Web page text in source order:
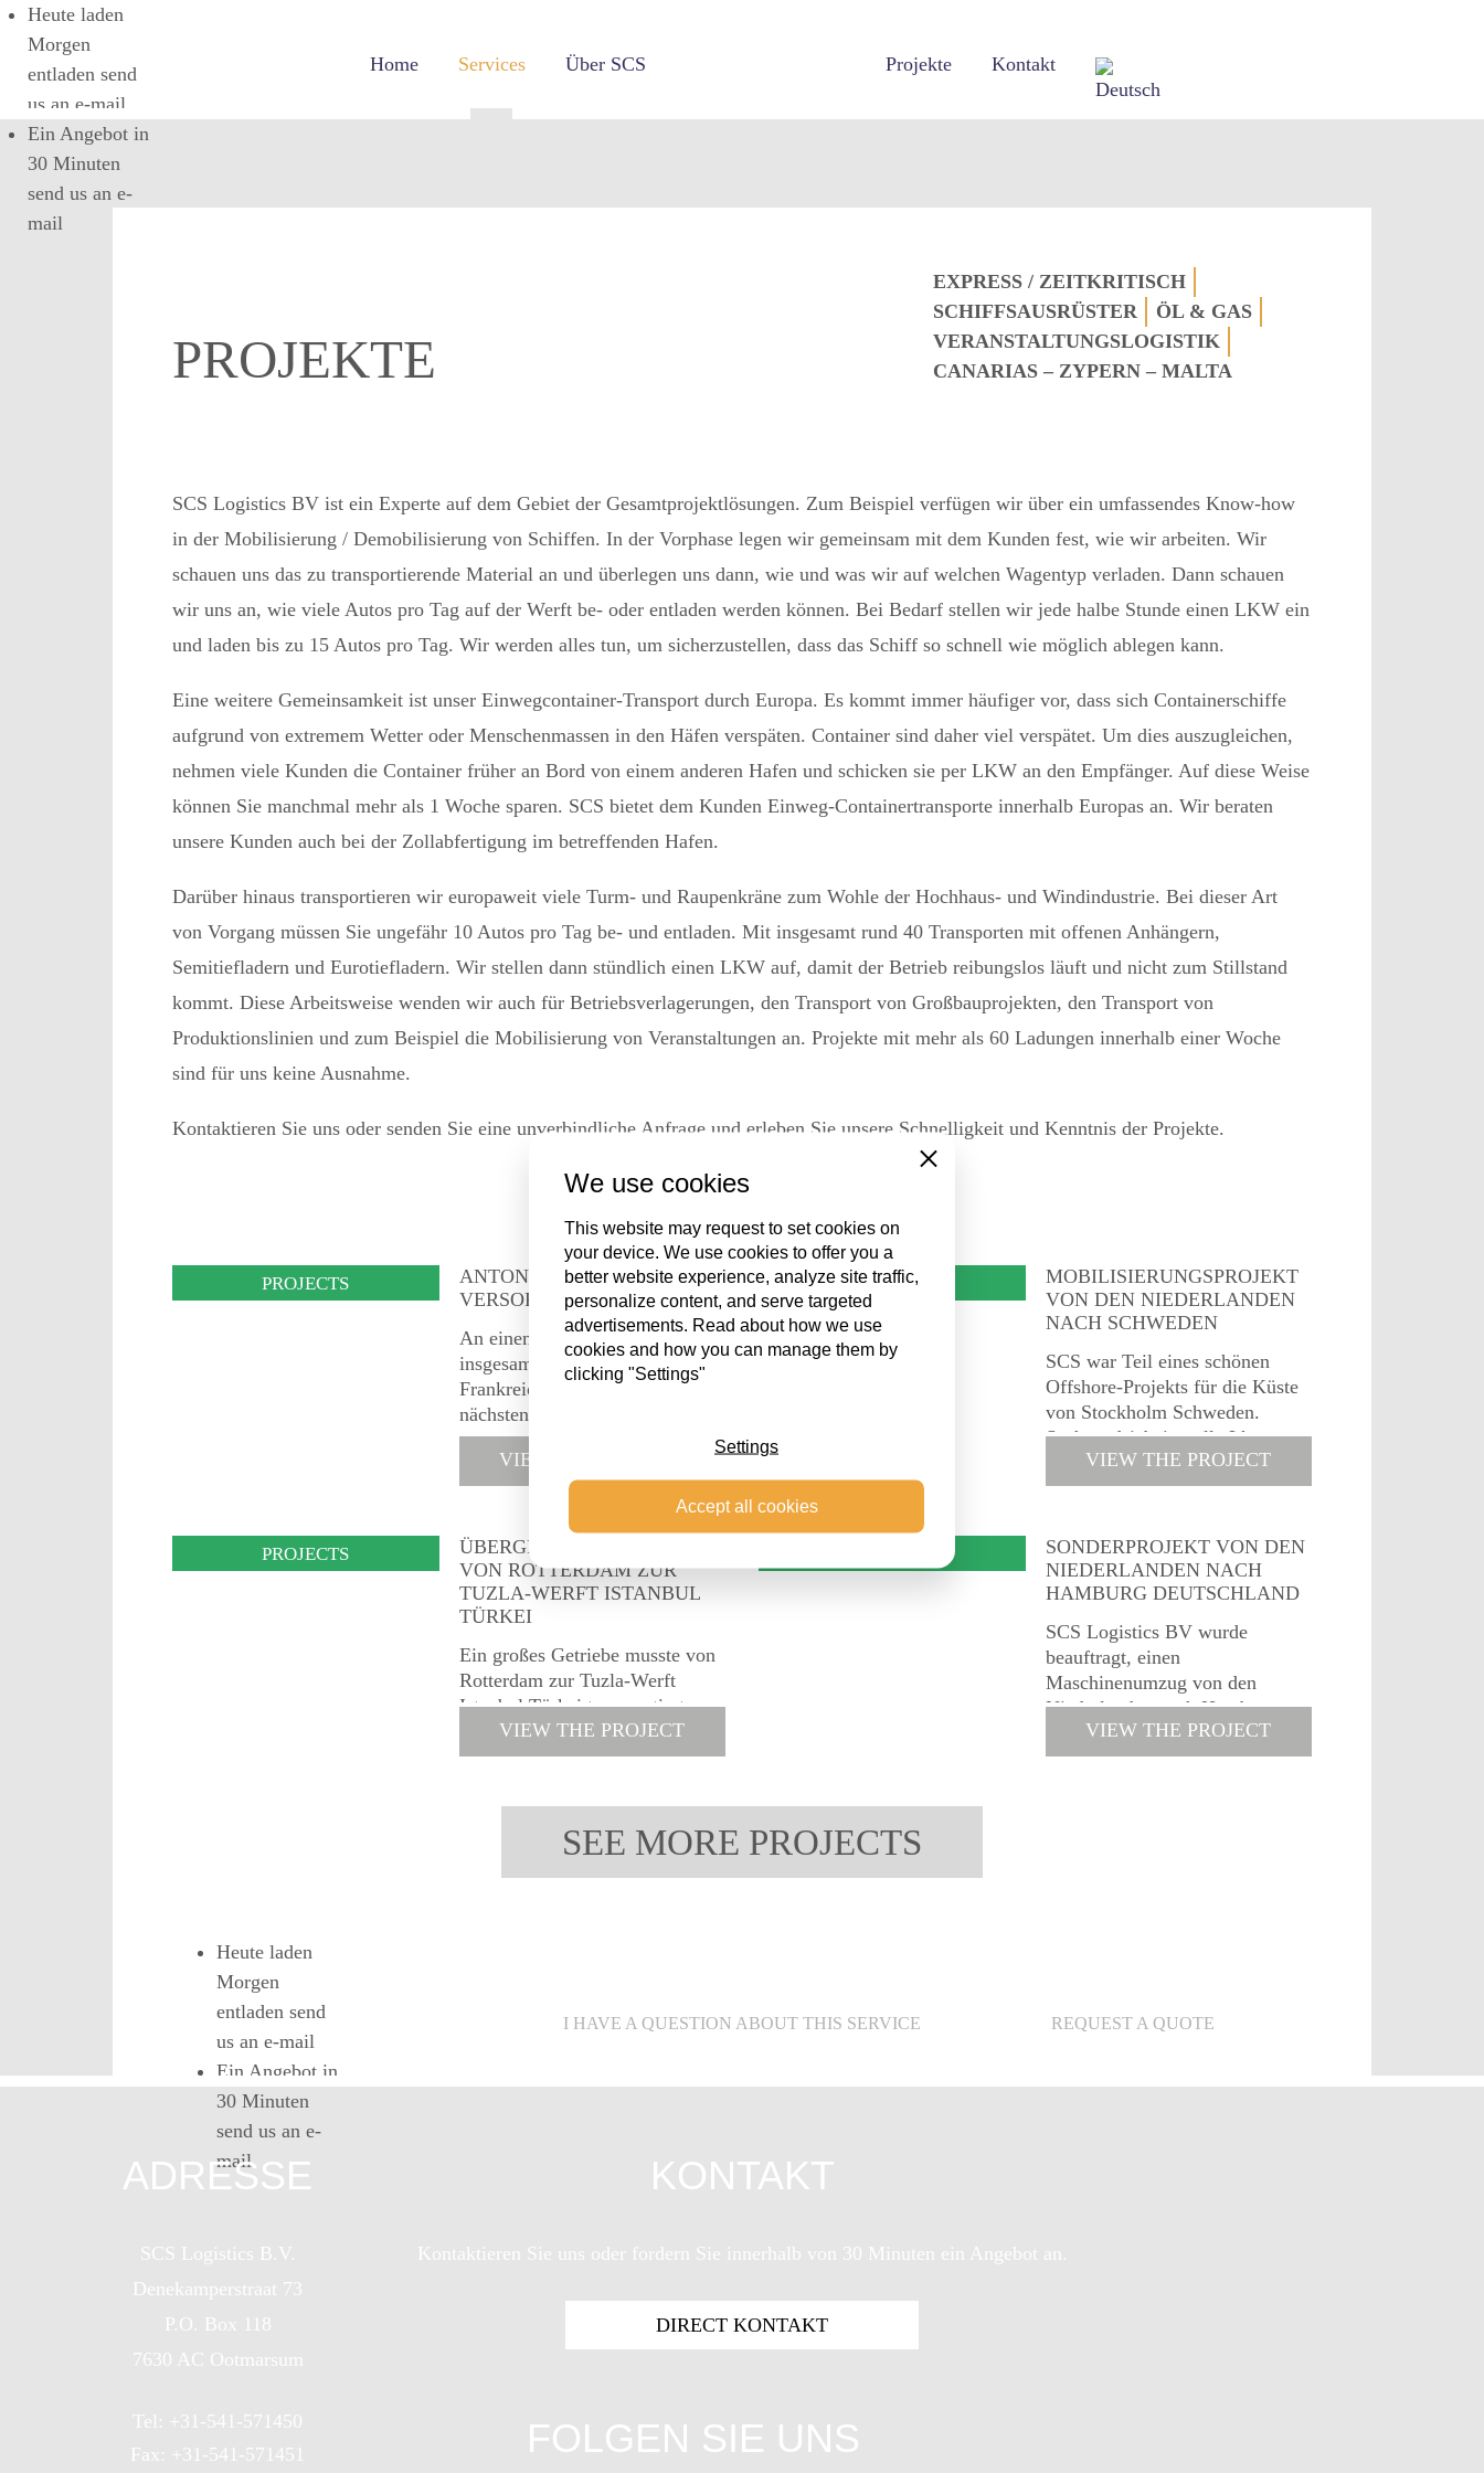
Heute laden
Morgen
entladen send
us an e-mail
Ein Angebot in
30 Minuten
send us an e-
mail
Home Services Über SCS Projekte Kontakt
PROJEKTE
EXPRESS / ZEITKRITISCH
SCHIFFSAUSRÜSTER
ÖL & GAS
VERANSTALTUNGSLOGISTIK
CANARIAS – ZYPERN – MALTA
SCS Logistics BV ist ein Experte auf dem Gebiet der Gesamtprojektlösungen. Zum Beispiel verfügen wir über ein umfassendes Know-how
in der Mobilisierung / Demobilisierung von Schiffen. In der Vorphase legen wir gemeinsam mit dem Kunden fest, wie wir arbeiten. Wir
schauen uns das zu transportierende Material an und überlegen uns dann, wie und was wir auf welchen Wagentyp verladen. Dann schauen
wir uns an, wie viele Autos pro Tag auf der Werft be- oder entladen werden können. Bei Bedarf stellen wir jede halbe Stunde einen LKW ein
und laden bis zu 15 Autos pro Tag. Wir werden alles tun, um sicherzustellen, dass das Schiff so schnell wie möglich ablegen kann.
Eine weitere Gemeinsamkeit ist unser Einwegcontainer-Transport durch Europa. Es kommt immer häufiger vor, dass sich Containerschiffe
aufgrund von extremem Wetter oder Menschenmassen in den Häfen verspäten. Container sind daher viel verspätet. Um dies auszugleichen,
nehmen viele Kunden die Container früher an Bord von einem anderen Hafen und schicken sie per LKW an den Empfänger. Auf diese Weise
können Sie manchmal mehr als 1 Woche sparen. SCS bietet dem Kunden Einweg-Containertransporte innerhalb Europas an. Wir beraten
unsere Kunden auch bei der Zollabfertigung im betreffenden Hafen.
Darüber hinaus transportieren wir europaweit viele Turm- und Raupenkräne zum Wohle der Hochhaus- und Windindustrie. Bei dieser Art
von Vorgang müssen Sie ungefähr 10 Autos pro Tag be- und entladen. Mit insgesamt rund 40 Transporten mit offenen Anhängern,
Semitiefladern und Eurotiefladern. Wir stellen dann stündlich einen LKW auf, damit der Betrieb reibungslos läuft und nicht zum Stillstand
kommt. Diese Arbeitsweise wenden wir auch für Betriebsverlagerungen, den Transport von Großbauprojekten, den Transport von
Produktionslinien und zum Beispiel die Mobilisierung von Veranstaltungen an. Projekte mit mehr als 60 Ladungen innerhalb einer Woche
sind für uns keine Ausnahme.
Kontaktieren Sie uns oder senden Sie eine unverbindliche Anfrage und erleben Sie unsere Schnelligkeit und Kenntnis der Projekte.
PROJECTS
ANTONOW CHARTER
VERSORGUNG
An einem Tag haben wir
insgesamt acht Trailer in Belfort,
Frankreich, beladen. Am
nächsten Tag luden wir am
Flughafen Vatry aus, um das
zweitgrößte Flugzeug der Welt
zu versorgen: eine...
VIEW THE PROJECT
PROJECTS
MOBILISIERUNGSPROJEKT
VON DEN NIEDERLANDEN
NACH SCHWEDEN
SCS war Teil eines schönen
Offshore-Projekts für die Küste
von Stockholm Schweden.
Sechsundsiebzig volle Lkw-
Ladungen wurden innerhalb von
zwei Wochen geladen und
Transportplanung und die...
VIEW THE PROJECT
PROJECTS
ÜBERGROSSER TRANSPORT V
ON ROTTERDAM ZUR T
UZLA-WERFT ISTANBUL T
ÜRKEI
Ein großes Getriebe musste von
Rotterdam zur Tuzla-Werft
Istanbul Türkei transportiert
werden. SCS verfügt über bis zu
vier Meter breite
zwischen den Niederlanden und
der Türkei. Auf diese Weise...
VIEW THE PROJECT
SONDERPROJEKT VON DEN
NIEDERLANDEN NACH
HAMBURG DEUTSCHLAND
SCS Logistics BV wurde
beauftragt, einen
Maschinenumzug von den
Niederlanden nach Hamburg
durchzuführen. Die Aufgabe
bestand im Transport von zwei
VIEW THE PROJECT
SEE MORE PROJECTS
Heute laden
Morgen
entladen send
us an e-mail
Ein Angebot in
30 Minuten
send us an e-
mail
I HAVE A QUESTION ABOUT THIS SERVICE REQUEST A QUOTE
ADRESSE
SCS Logistics B.V.
Denekamperstraat 73
P.O. Box 118
7630 AC Ootmarsum
Tel: +31-541-571450
Fax: +31-541-571451
KONTAKT
Kontaktieren Sie uns oder fordern Sie innerhalb von 30 Minuten ein Angebot an.
DIRECT KONTAKT
FOLGEN SIE UNS
We use cookies
This website may request to set cookies on
your device. We use cookies to offer you a
better website experience, analyze site traffic,
personalize content, and serve targeted
advertisements. Read about how we use
cookies and how you can manage them by
clicking "Settings"
Close
Settings
Accept all cookies